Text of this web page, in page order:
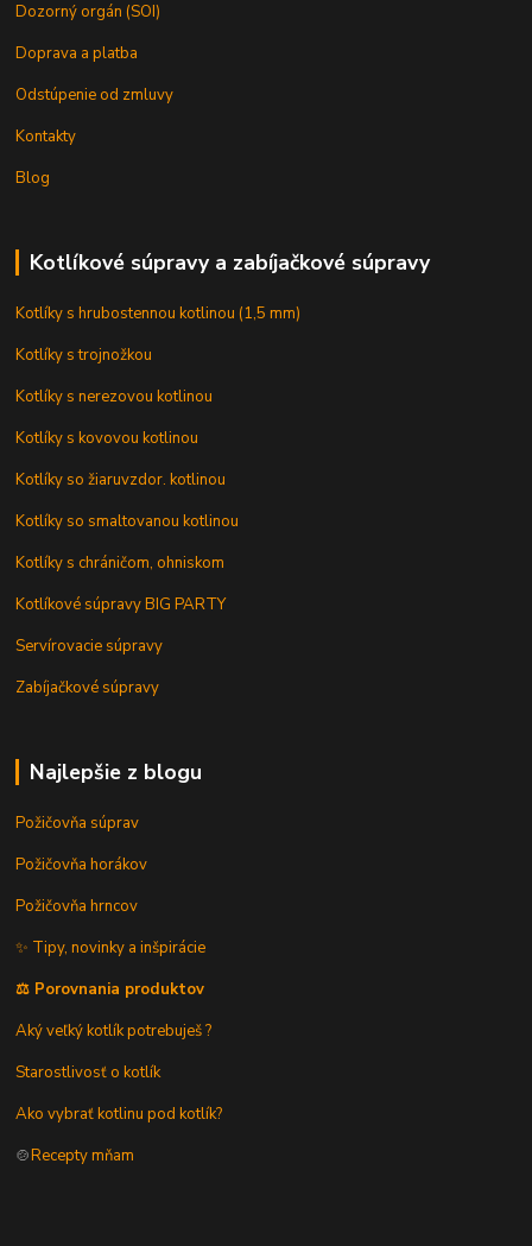
Dozorný orgán (SOI)
Doprava a platba
Odstúpenie od zmluvy
Kontakty
Blog
Kotlíkové súpravy a zabíjačkové súpravy
Kotlíky s hrubostennou kotlinou (1,5 mm)
Kotlíky s trojnožkou
Kotlíky s nerezovou kotlinou
Kotlíky s kovovou kotlinou
Kotlíky so žiaruvzdor. kotlinou
Kotlíky so smaltovanou kotlinou
Kotlíky s chráničom, ohniskom
Kotlíkové súpravy BIG PARTY
Servírovacie súpravy
Zabíjačkové súpravy
Najlepšie z blogu
Požičovňa súprav
Požičovňa horákov
Požičovňa hrncov
✨ Tipy, novinky a inšpirácie
⚖️ Porovnania produktov
Aký veľký kotlík potrebuješ ?
Starostlivosť o kotlík
Ako vybrať kotlinu pod kotlík?
🍲Recepty mňam